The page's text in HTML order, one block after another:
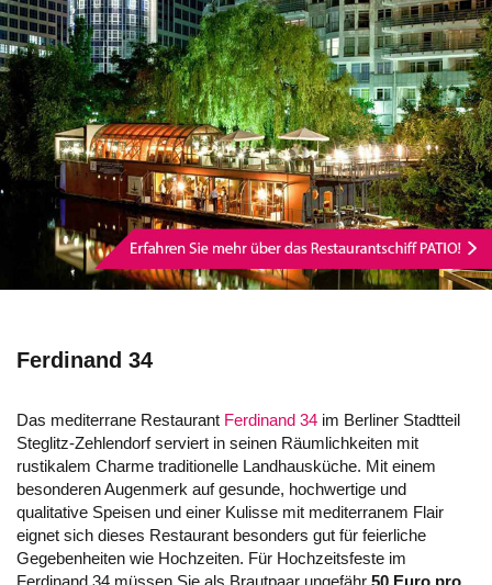
Ferdinand 34
Das mediterrane Restaurant Ferdinand 34 im Berliner Stadtteil
Steglitz-Zehlendorf serviert in seinen Räumlichkeiten mit
rustikalem Charme traditionelle Landhausküche. Mit einem
besonderen Augenmerk auf gesunde, hochwertige und
qualitative Speisen und einer Kulisse mit mediterranem Flair
eignet sich dieses Restaurant besonders gut für feierliche
Gegebenheiten wie Hochzeiten. Für Hochzeitsfeste im